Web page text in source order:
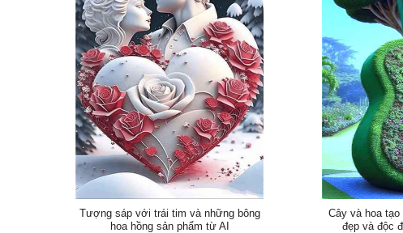
Tượng sáp với trái tim và những bông
hoa hồng sản phẩm từ AI
Cây và hoa
đẹp và độc